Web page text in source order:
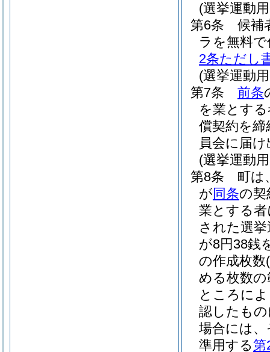
(選挙運動
第6条
候補
ラを無料
2条ただし
(選挙運動
第7条
前条
を業とす
償契約を
員会に届
(選挙運動
第8条
町は
が同条の契
業とする
された選
が8円38銭
の作成枚数
める枚数
ところに
認したも
場合には
準用する第